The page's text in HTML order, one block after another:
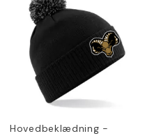
Hovedbeklædning -